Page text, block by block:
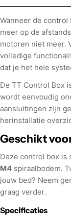
Wanneer de
meer op de
motoren niet meer.
volledige
dat je het hele
De TT Control Box
wordt eenvoudig
aansluitingen zijn
herinstallatie
Geschikt
Deze control box is
M4 spiraalbodem.
jouw bed? Neem
graag verder.
Specificaties